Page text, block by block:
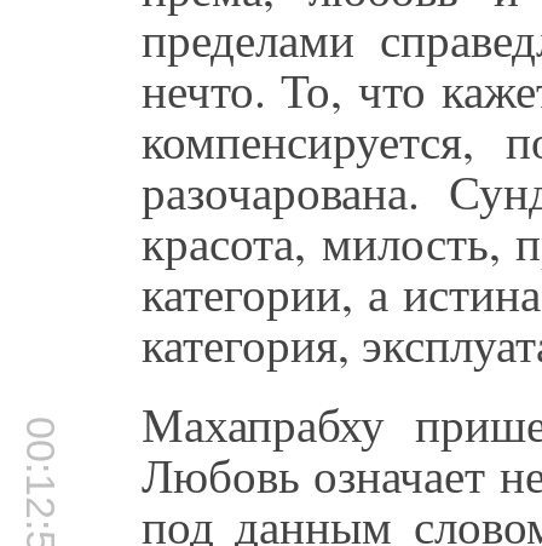
пределами
нечто. То, что
компенсируется,
разочарована.
красота, милость,
категории, а
категория,
00:12:52 Махапрабху
Любовь означает
под данным